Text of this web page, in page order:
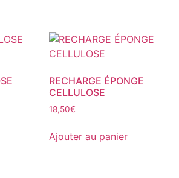
RECHARGE ÉPONGE
CELLULOSE
18,50€
Ajouter au panier